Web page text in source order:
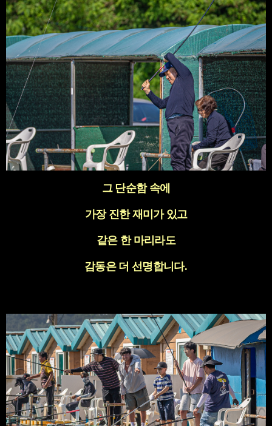
그 단순함 속에
가장 진한 재미가 있고
같은 한 마리라도
감동은 더 선명합니다.